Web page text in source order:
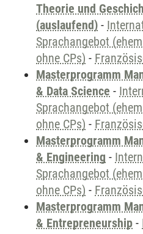
Theorie und
(auslaufend) -
Sprachangebot
ohne CPs) -
Masterprogramm
& Data Science -
Sprachangebot
ohne CPs) -
Masterprogramm
& Engineering -
Sprachangebot
ohne CPs) -
Masterprogramm
& Entrepreneurship -